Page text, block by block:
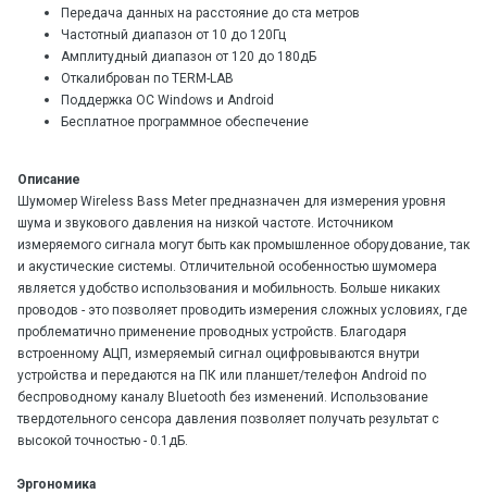
Передача данных на расстояние до ста метров
Частотный диапазон от 10 до 120Гц
Амплитудный диапазон от 120 до 180дБ
Откалиброван по TERM-LAB
Поддержка ОС Windows и Android
Бесплатное программное обеспечение
Описание
Шумомер Wireless Bass Meter предназначен для измерения уровня
шума и звукового давления на низкой частоте. Источником
измеряемого сигнала могут быть как промышленное оборудование, так
и акустические системы. Отличительной особенностью шумомера
является удобство использования и мобильность. Больше никаких
проводов - это позволяет проводить измерения сложных условиях, где
проблематично применение проводных устройств. Благодаря
встроенному АЦП, измеряемый сигнал оцифровываются внутри
устройства и передаются на ПК или планшет/телефон Android по
беспроводному каналу Bluetooth без изменений. Использование
твердотельного сенсора давления позволяет получать результат с
высокой точностью - 0.1дБ.
Эргономика